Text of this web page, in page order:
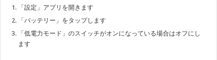
「設定」アプリを開きます
「バッテリー」をタップします
「低電力モード」のスイッチがオンになっている場合はオフにし
ます